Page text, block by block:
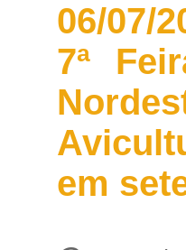
06/07/
7ª
em